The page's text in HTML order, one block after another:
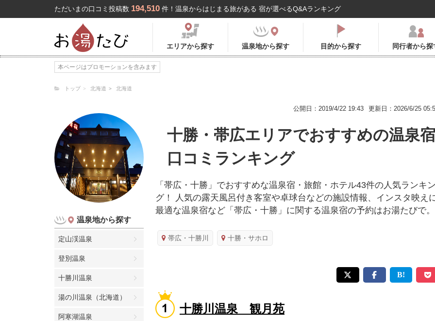
ただいまの口コミ投稿数 194,510 件！温泉からはじまる旅がある 宿が選べるQ&Aランキング
エリアから探す 温泉地から探す 目的から探す 同行者から探
本ページはプロモーションを含みます
トップ 北海道 北海道
公開日：2019/4/22 19:43 更新日：2026/6/25
温泉地から探す
定山渓温泉
登別温泉
十勝川温泉
湯の川温泉（北海道）
阿寒湖温泉
十勝・帯広エリアでおすすめの温泉宿
口コミランキング
「帯広・十勝」でおすすめな温泉宿・旅館・ホテル43件の人気ランキ
グ！ 人気の露天風呂付き客室や卓球台などの施設情報、インスタ映え
最適な温泉宿など「帯広・十勝」に関する温泉宿の予約はお湯たびで。
帯広・十勝川 十勝・サホロ
十勝川温泉 観月苑